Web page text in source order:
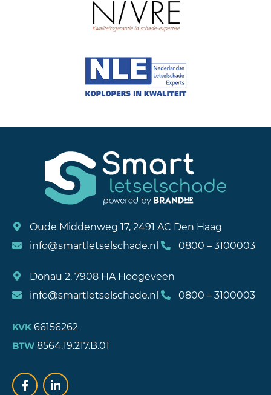
Oude Middenweg 17, 2491 AC Den Haag
info@smartletselschade.nl
0800 – 3100003
Donau 2, 7908 HA Hoogeveen
info@smartletselschade.nl
0800 – 3100003
KVK 66156262
BTW 8564.19.217.B.01